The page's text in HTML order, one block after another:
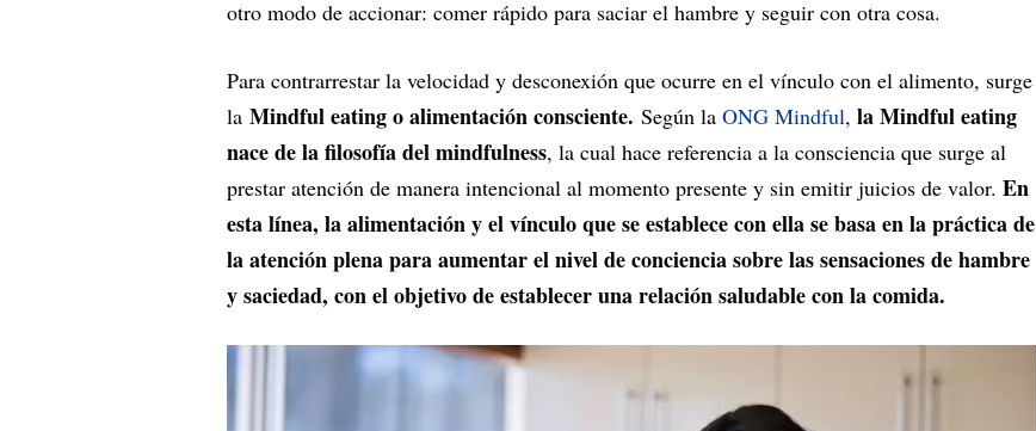
otro modo de accionar: comer rápido para saciar el hambre y seguir con otra cosa.
Para contrarrestar la velocidad y desconexión que ocurre en el vínculo con el alimento, surge
la Mindful eating o alimentación consciente. Según la ONG Mindful, la Mindful eating
nace de la filosofía del mindfulness, la cual hace referencia a la consciencia que surge al
prestar atención de manera intencional al momento presente y sin emitir juicios de valor. En
esta línea, la alimentación y el vínculo que se establece con ella se basa en la práctica de
la atención plena para aumentar el nivel de conciencia sobre las sensaciones de hambre
y saciedad, con el objetivo de establecer una relación saludable con la comida.